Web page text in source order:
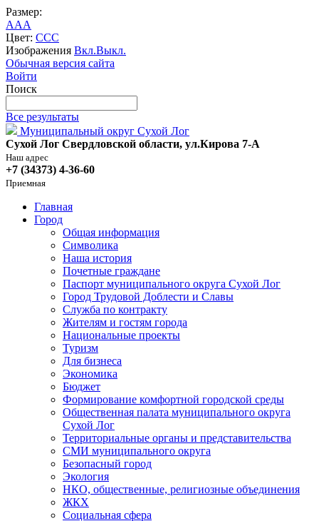
Размер:
AAA
Цвет: CCC
Изображения Вкл.Выкл.
Обычная версия сайта
Войти
Поиск
Все результаты
Муниципальный округ Сухой Лог
Сухой Лог Свердловской области, ул.Кирова 7-А
Наш адрес
+7 (34373) 4-36-60
Приемная
Главная
Город
Общая информация
Символика
Наша история
Почетные граждане
Паспорт муниципального округа Сухой Лог
Город Трудовой Доблести и Славы
Служба по контракту
Жителям и гостям города
Национальные проекты
Туризм
Для бизнеса
Экономика
Бюджет
Формирование комфортной городской среды
Общественная палата муниципального округа
Сухой Лог
Территориальные органы и представительства
СМИ муниципального округа
Безопасный город
Экология
НКО, общественные, религиозные объединения
ЖКХ
Социальная сфера